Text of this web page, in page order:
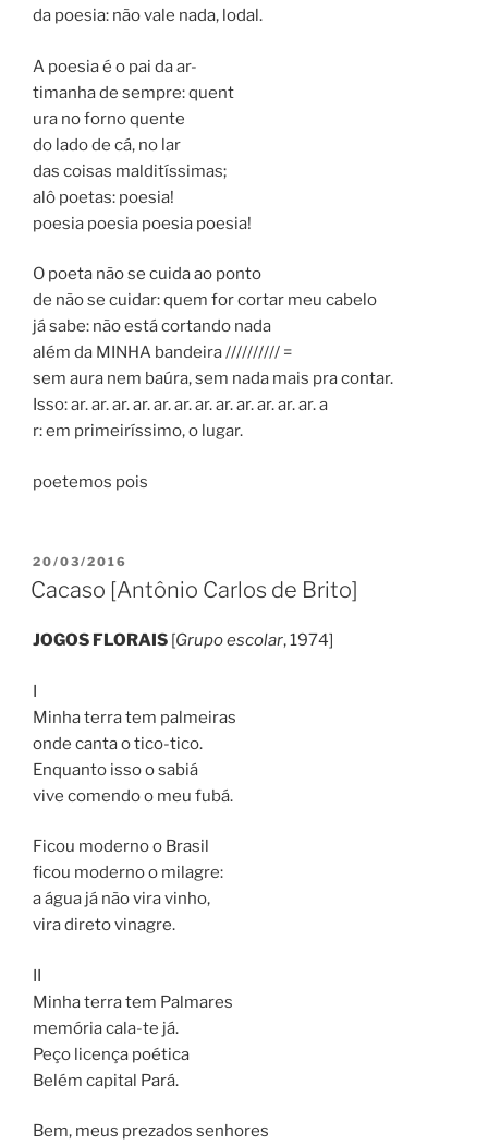
da poesia: não vale nada, lodal.
A poesia é o pai da ar-
timanha de sempre: quent
ura no forno quente
do lado de cá, no lar
das coisas malditíssimas;
alô poetas: poesia!
poesia poesia poesia poesia!
O poeta não se cuida ao ponto
de não se cuidar: quem for cortar meu cabelo
já sabe: não está cortando nada
além da MINHA bandeira ////////// =
sem aura nem baúra, sem nada mais pra contar.
Isso: ar. ar. ar. ar. ar. ar. ar. ar. ar. ar. ar. ar. a
r: em primeiríssimo, o lugar.
poetemos pois
PUBLICADO
EM
20/03/2016
Cacaso [Antônio Carlos de Brito]
JOGOS FLORAIS [Grupo escolar, 1974]
I
Minha terra tem palmeiras
onde canta o tico-tico.
Enquanto isso o sabiá
vive comendo o meu fubá.
Ficou moderno o Brasil
ficou moderno o milagre:
a água já não vira vinho,
vira direto vinagre.
II
Minha terra tem Palmares
memória cala-te já.
Peço licença poética
Belém capital Pará.
Bem, meus prezados senhores